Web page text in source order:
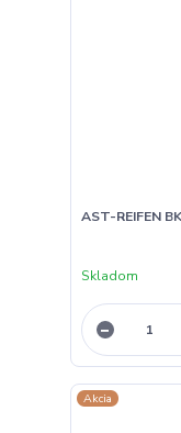
AST-REIFEN
Skladom
Akcia